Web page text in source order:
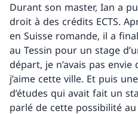
Durant son master, Ian a
droit à des crédits ECTS.
en Suisse romande, il a
au Tessin pour un stage
départ, je n’avais pas
j’aime cette ville. Et puis
d’études qui avait fait un
parlé de cette possibilité